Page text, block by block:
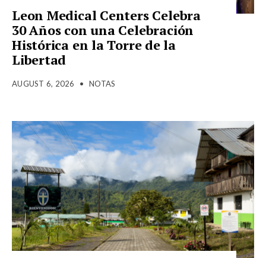
Leon Medical Centers Celebra
30 Años con una Celebración
Histórica en la Torre de la
Libertad
AUGUST 6, 2026 • NOTAS